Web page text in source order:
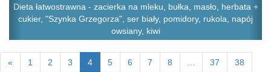
Dieta łatwostrawna - zacierka na mleku, bułka, masło, herbata +
cukier, "Szynka Grzegorza", ser biały, pomidory, rukola, napój
owsiany, kiwi
« 1 2 3 4 5 6 7 8 37 38